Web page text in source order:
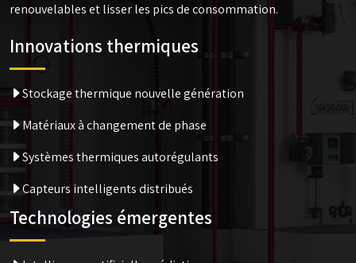
renouvelables et lisser les pics de consommation.
Innovations thermiques
Stockage thermique nouvelle génération
Matériaux à changement de phase
Systèmes thermiques autorégulants
Capteurs intelligents distribués
Technologies émergentes